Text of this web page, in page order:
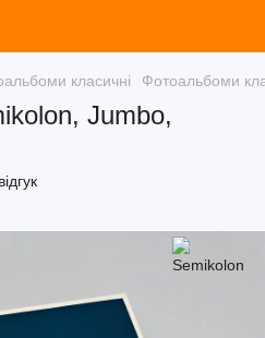
класичні Фотоальбоми
Jumbo,